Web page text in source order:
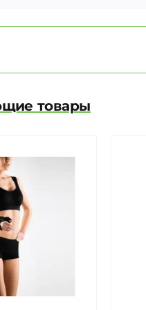
товары